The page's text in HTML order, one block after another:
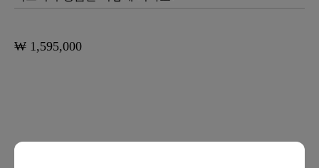
₩ 1,595,000